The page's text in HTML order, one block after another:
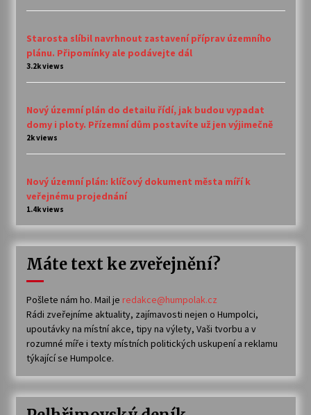
Starosta slíbil navrhnout zastavení příprav územního
plánu. Připomínky ale podávejte dál
3.2k views
Nový územní plán do detailu řídí, jak budou vypadat
domy i ploty. Přízemní dům postavíte už jen výjimečně
2k views
Nový územní plán: klíčový dokument města míří k
veřejnému projednání
1.4k views
Máte text ke zveřejnění?
Pošlete nám ho. Mail je redakce@humpolak.cz
Rádi zveřejníme aktuality, zajímavosti nejen o Humpolci,
upoutávky na místní akce, tipy na výlety, Vaši tvorbu a v
rozumné míře i texty místních politických uskupení a reklamu
týkající se Humpolce.